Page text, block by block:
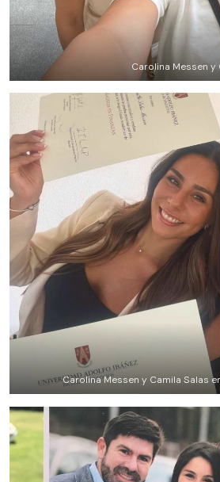
Carolina Messen y
Carolina Messen y Camila Salas